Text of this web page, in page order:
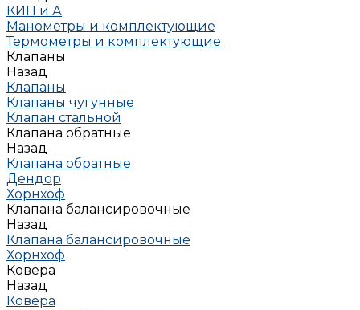
КИП и А
Манометры и комплектующие
Термометры и комплектующие
Клапаны
Назад
Клапаны
Клапаны чугунные
Клапан стальной
Клапана обратные
Назад
Клапана обратные
Дендор
Хорнхоф
Клапана балансировочные
Назад
Клапана балансировочные
Хорнхоф
Ковера
Назад
Ковера